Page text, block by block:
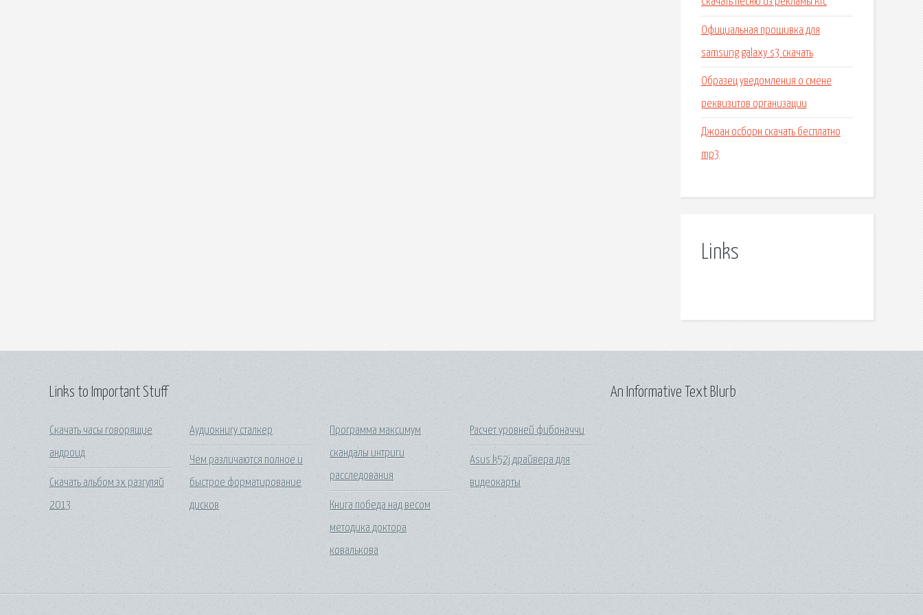
Официальная прошивка для
samsung galaxy s3 скачать
Образец уведомления о смене
реквизитов организации
Джоан осборн скачать бесплатно
mp3
Links
Links to Important Stuff
Скачать часы говорящие
андроид
Скачать альбом эх разгуляй
2013
Аудиокнигу сталкер
Чем различаются полное и
быстрое форматирование
дисков
Программа максимум
скандалы интриги
расследования
Книга победа над весом
методика доктора
ковалькова
Расчет уровней фибоначчи
Asus k52j драйвера для
видеокарты
An Informative Text Blurb